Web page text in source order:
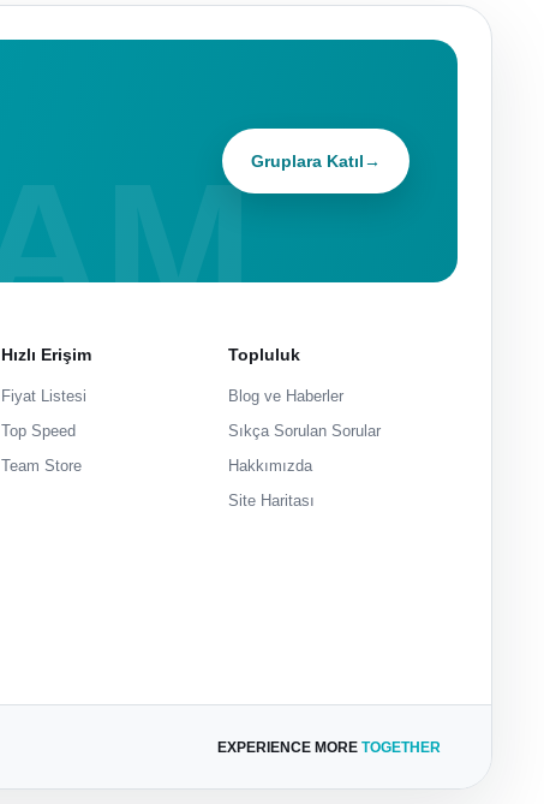
Gruplara Katıl→
Hızlı Erişim
Fiyat Listesi
Top Speed
Team Store
Topluluk
Blog ve Haberler
Sıkça Sorulan Sorular
Hakkımızda
Site Haritası
EXPERIENCE MORE TOGETHER